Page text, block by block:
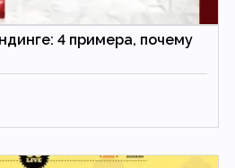
4 примера, почему